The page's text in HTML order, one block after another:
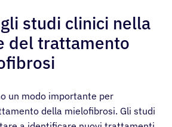
studi clinici nella
del trattamento
un modo importante per
della mielofibrosi. Gli studi